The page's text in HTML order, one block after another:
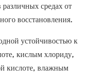
средах от
восстановления.
устойчивостью к
кислым хлориду,
кислоте, влажным